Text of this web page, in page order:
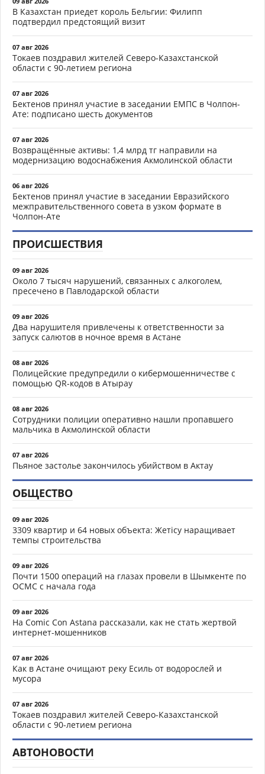
В Казахстан приедет король Бельгии: Филипп
подтвердил предстоящий визит
07 авг 2026
Токаев поздравил жителей Северо-Казахстанской
области с 90-летием региона
07 авг 2026
Бектенов принял участие в заседании ЕМПС в Чолпон-
Ате: подписано шесть документов
07 авг 2026
Возвращённые активы: 1,4 млрд тг направили на
модернизацию водоснабжения Акмолинской области
06 авг 2026
Бектенов принял участие в заседании Евразийского
межправительственного совета в узком формате в
Чолпон-Ате
ПРОИСШЕСТВИЯ
09 авг 2026
Около 7 тысяч нарушений, связанных с алкоголем,
пресечено в Павлодарской области
09 авг 2026
Два нарушителя привлечены к ответственности за
запуск салютов в ночное время в Астане
08 авг 2026
Полицейские предупредили о кибермошенничестве с
помощью QR-кодов в Атырау
08 авг 2026
Сотрудники полиции оперативно нашли пропавшего
мальчика в Акмолинской области
07 авг 2026
Пьяное застолье закончилось убийством в Актау
ОБЩЕСТВО
09 авг 2026
3309 квартир и 64 новых объекта: Жетісу наращивает
темпы строительства
09 авг 2026
Почти 1500 операций на глазах провели в Шымкенте по
ОСМС с начала года
09 авг 2026
На Comic Con Astana рассказали, как не стать жертвой
интернет-мошенников
07 авг 2026
Как в Астане очищают реку Есиль от водорослей и
мусора
07 авг 2026
Токаев поздравил жителей Северо-Казахстанской
области с 90-летием региона
АВТОНОВОСТИ